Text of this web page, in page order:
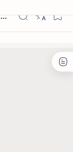
Kerala & Gulf Job Vacancies 2026 | Latest Govt & Private Jobs